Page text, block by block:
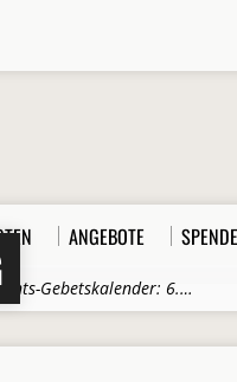
ANGEBOTE
Gebetskalender: 6.…